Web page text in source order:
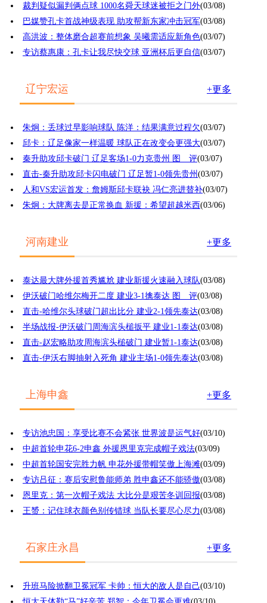
裁判疑似漏判俩点球 1000名舜天球迷被拒之门外(03/08)
巴媒赞孔卡首战神级表现 助攻帮新东家冲击冠军(03/08)
高洪波：整体磨合超赛前想象 吴曦需适应新角色(03/07)
专访蔡惠康：孔卡让我尽快交球 亚洲杯后更自信(03/07)
辽宁宏运 +更多
朱炯：丢球过早影响球队 陈洋：结果满意过程欠(03/07)
邱卡：辽足像家一样温暖 球队正在改变会更强大(03/07)
秦升助攻邱卡破门 辽足客场1-0力克贵州 图 评(03/07)
直击-秦升助攻邱卡闪电破门 辽足暂1-0领先贵州 (03/07)
人和VS宏运首发：詹姆斯邱卡联袂 冯仁亮进替补(03/07)
朱炯：大牌离去是正常换血 新援：希望超越米西(03/06)
河南建业 +更多
泰达最大牌外援首秀尴尬 建业新援火速融入球队(03/08)
伊沃破门哈维尔梅开二度 建业3-1擒泰达 图 评(03/08)
直击-哈维尔头球破门超出比分 建业2-1领先泰达(03/08)
半场战报-伊沃破门周海滨头槌扳平 建业1-1泰达(03/08)
直击-赵宏略助攻周海滨头槌破门 建业暂1-1泰达(03/08)
直击-伊沃右脚抽射入死角 建业主场1-0领先泰达(03/08)
上海申鑫 +更多
专访池忠国：享受比赛不会紧张 世界波是运气好(03/10)
中超首轮申花6-2申鑫 外援恩里克完成帽子戏法(03/09)
中超首轮国安完胜力帆 申花外援带帽笑傲上海滩(03/09)
专访吕征：赛后安慰鲁能师弟 胜申鑫还不能骄傲(03/08)
恩里克：第一次帽子戏法 大比分是艰苦冬训回报(03/08)
王赟：记住球衣颜色别传错球 当队长要尽心尽力(03/08)
石家庄永昌 +更多
升班马险掀翻卫冕冠军 卡帅：恒大的敌人是自己(03/10)